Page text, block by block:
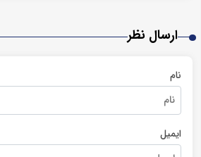
ارسال نظر
نام
ایمیل